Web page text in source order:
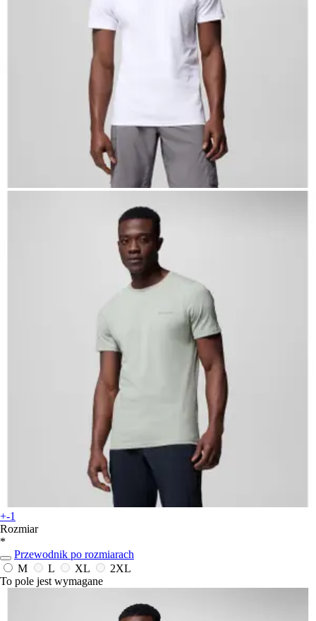
+-1
Rozmiar
*
Przewodnik po rozmiarach
M
L XL
2XL
To pole jest wymagane